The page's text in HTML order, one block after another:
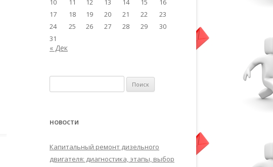
17
18 19 20 21 22
23
24
25 26 27 28 29
30
31
« Дек
НОВОСТИ
Капитальный ремонт дизельного
двигателя: диагностика, этапы, выбор